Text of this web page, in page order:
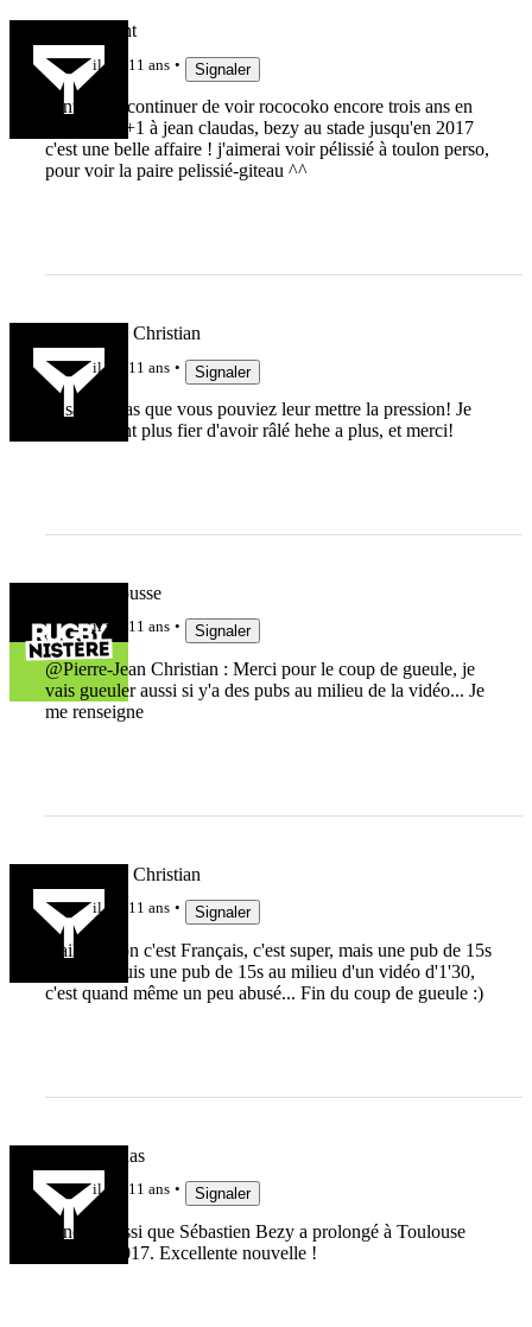
Arthur Dent
il y a 11 ans Signaler
content de continuer de voir rococoko encore trois ans en
france ! et +1 à jean claudas, bezy au stade jusqu'en 2017
c'est une belle affaire ! j'aimerai voir pélissié à toulon perso,
pour voir la paire pelissié-giteau ^^
Pierre-Jean Christian
il y a 11 ans Signaler
Je savais pas que vous pouviez leur mettre la pression! Je
suis d'autant plus fier d'avoir râlé hehe a plus, et merci!
Nicolas Rousse
il y a 11 ans Signaler
@Pierre-Jean Christian : Merci pour le coup de gueule, je
vais gueuler aussi si y'a des pubs au milieu de la vidéo... Je
me renseigne
Pierre-Jean Christian
il y a 11 ans Signaler
Dailymotion c'est Français, c'est super, mais une pub de 15s
au début puis une pub de 15s au milieu d'un vidéo d'1'30,
c'est quand même un peu abusé... Fin du coup de gueule :)
Jean-Claudas
il y a 11 ans Signaler
A noter aussi que Sébastien Bezy a prolongé à Toulouse
jusqu'en 2017. Excellente nouvelle !